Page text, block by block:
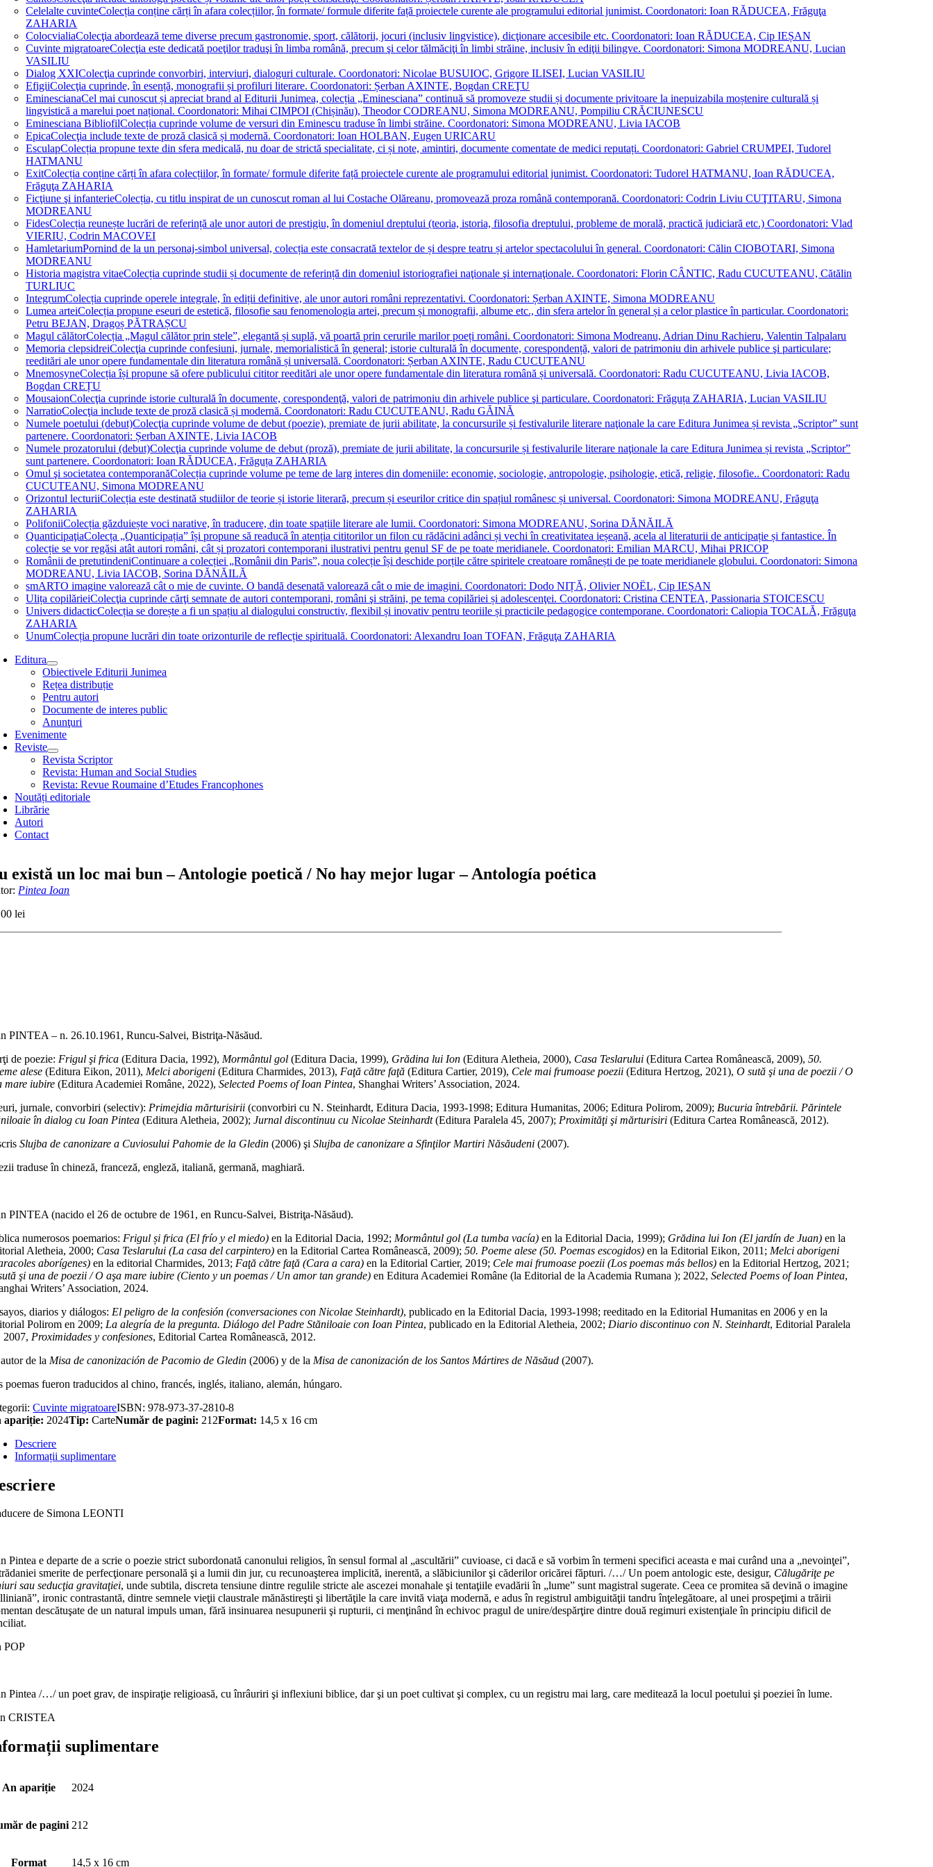
Celelalte cuvinteColecția conține cărți în afara colecțiilor, în formate/ formule diferite față proiectele curente ale programului editorial junimist. Coordonatori: Ioan RĂDUCEA, Frăguţa
ZAHARIA
ColocvialiaColecţia abordează teme diverse precum gastronomie, sport, călătorii, jocuri (inclusiv lingvistice), dicţionare accesibile etc. Coordonatori: Ioan RĂDUCEA, Cip IEȘAN
Cuvinte migratoareColecţia este dedicată poeţilor traduşi în limba română, precum şi celor tălmăciţi în limbi străine, inclusiv în ediţii bilingve. Coordonatori: Simona MODREANU, Lucian
VASILIU
Dialog XXIColecţia cuprinde convorbiri, interviuri, dialoguri culturale. Coordonatori: Nicolae BUSUIOC, Grigore ILISEI, Lucian VASILIU
EfigiiColecţia cuprinde, în esență, monografii și profiluri literare. Coordonatori: Șerban AXINTE, Bogdan CREŢU
EminescianaCel mai cunoscut și apreciat brand al Editurii Junimea, colecția „Eminesciana” continuă să promoveze studii și documente privitoare la inepuizabila moștenire culturală și
lingvistică a marelui poet național. Coordonatori: Mihai CIMPOI (Chișinău), Theodor CODREANU, Simona MODREANU, Pompiliu CRĂCIUNESCU
Eminesciana BibliofilColecția cuprinde volume de versuri din Eminescu traduse în limbi străine. Coordonatori: Simona MODREANU, Livia IACOB
EpicaColecţia include texte de proză clasică și modernă. Coordonatori: Ioan HOLBAN, Eugen URICARU
EsculapColecția propune texte din sfera medicală, nu doar de strictă specialitate, ci și note, amintiri, documente comentate de medici reputați. Coordonatori: Gabriel CRUMPEI, Tudorel
HATMANU
ExitColecția conține cărți în afara colecțiilor, în formate/ formule diferite față proiectele curente ale programului editorial junimist. Coordonatori: Tudorel HATMANU, Ioan RĂDUCEA,
Frăguţa ZAHARIA
Ficţiune şi infanterieColecția, cu titlu inspirat de un cunoscut roman al lui Costache Olăreanu, promovează proza română contemporană. Coordonatori: Codrin Liviu CUŢITARU, Simona
MODREANU
FidesColecția reunește lucrări de referință ale unor autori de prestigiu, în domeniul dreptului (teoria, istoria, filosofia dreptului, probleme de morală, practică judiciară etc.) Coordonatori: Vlad
VIERIU, Codrin MACOVEI
HamletariumPornind de la un personaj-simbol universal, colecția este consacrată textelor de și despre teatru și artelor spectacolului în general. Coordonatori: Călin CIOBOTARI, Simona
MODREANU
Historia magistra vitaeColecția cuprinde studii și documente de referință din domeniul istoriografiei naţionale şi internaţionale. Coordonatori: Florin CÂNTIC, Radu CUCUTEANU, Cătălin
TURLIUC
IntegrumColecția cuprinde operele integrale, în ediții definitive, ale unor autori români reprezentativi. Coordonatori: Șerban AXINTE, Simona MODREANU
Lumea arteiColecția propune eseuri de estetică, filosofie sau fenomenologia artei, precum și monografii, albume etc., din sfera artelor în general și a celor plastice în particular. Coordonatori:
Petru BEJAN, Dragoș PĂTRAȘCU
Magul călătorColecția „Magul călător prin stele”, elegantă și suplă, vă poartă prin cerurile marilor poeți români. Coordonatori: Simona Modreanu, Adrian Dinu Rachieru, Valentin Talpalaru
Memoria clepsidreiColecţia cuprinde confesiuni, jurnale, memorialistică în general; istorie culturală în documente, corespondență, valori de patrimoniu din arhivele publice şi particulare;
reeditări ale unor opere fundamentale din literatura română și universală. Coordonatori: Șerban AXINTE, Radu CUCUTEANU
MnemosyneColecția își propune să ofere publicului cititor reeditări ale unor opere fundamentale din literatura română și universală. Coordonatori: Radu CUCUTEANU, Livia IACOB,
Bogdan CREȚU
MousaionColecţia cuprinde istorie culturală în documente, corespondenţă, valori de patrimoniu din arhivele publice şi particulare. Coordonatori: Frăguța ZAHARIA, Lucian VASILIU
NarratioColecţia include texte de proză clasică și modernă. Coordonatori: Radu CUCUTEANU, Radu GĂINĂ
Numele poetului (debut)Colecţia cuprinde volume de debut (poezie), premiate de jurii abilitate, la concursurile și festivalurile literare naţionale la care Editura Junimea și revista „Scriptor” sunt
partenere. Coordonatori: Șerban AXINTE, Livia IACOB
Numele prozatorului (debut)Colecţia cuprinde volume de debut (proză), premiate de jurii abilitate, la concursurile și festivalurile literare naţionale la care Editura Junimea și revista „Scriptor”
sunt partenere. Coordonatori: Ioan RĂDUCEA, Frăguța ZAHARIA
Omul şi societatea contemporanăColecția cuprinde volume pe teme de larg interes din domeniile: economie, sociologie, antropologie, psihologie, etică, religie, filosofie.. Coordonatori: Radu
CUCUTEANU, Simona MODREANU
Orizontul lecturiiColecția este destinată studiilor de teorie și istorie literară, precum și eseurilor critice din spațiul românesc și universal. Coordonatori: Simona MODREANU, Frăguţa
ZAHARIA
PolifoniiColecția găzduiește voci narative, în traducere, din toate spațiile literare ale lumii. Coordonatori: Simona MODREANU, Sorina DĂNĂILĂ
QuanticipaţiaColecța „Quanticipația” își propune să readucă în atenția cititorilor un filon cu rădăcini adânci și vechi în creativitatea ieșeană, acela al literaturii de anticipație și fantastice. În
colecție se vor regăsi atât autori români, cât și prozatori contemporani ilustrativi pentru genul SF de pe toate meridianele. Coordonatori: Emilian MARCU, Mihai PRICOP
Românii de pretutindeniContinuare a colecției „Românii din Paris”, noua colecție își deschide porțile către spiritele creatoare românești de pe toate meridianele globului. Coordonatori: Simona
MODREANU, Livia IACOB, Sorina DĂNĂILĂ
smARTO imagine valorează cât o mie de cuvinte. O bandă desenată valorează cât o mie de imagini. Coordonatori: Dodo NIȚĂ, Olivier NOËL, Cip IEȘAN
Ulița copilărieiColecţia cuprinde cărţi semnate de autori contemporani, români şi străini, pe tema copilăriei și adolescenţei. Coordonatori: Cristina CENTEA, Passionaria STOICESCU
Univers didacticColecția se dorește a fi un spațiu al dialogului constructiv, flexibil și inovativ pentru teoriile și practicile pedagogice contemporane. Coordonatori: Caliopia TOCALĂ, Frăguţa
ZAHARIA
UnumColecția propune lucrări din toate orizonturile de reflecție spirituală. Coordonatori: Alexandru Ioan TOFAN, Frăguţa ZAHARIA
Editura
Obiectivele Editurii Junimea
Rețea distribuție
Pentru autori
Documente de interes public
Anunţuri
Evenimente
Reviste
Revista Scriptor
Revista: Human and Social Studies
Revista: Revue Roumaine d’Etudes Francophones
Noutăți editoriale
Librărie
Autori
Contact
există un loc mai bun – Antologie poetică / No hay mejor lugar – Antología poética
Pintea Ioan
lei
PINTEA – n. 26.10.1961, Runcu-Salvei, Bistriţa-Năsăud.
de poezie: Frigul şi frica (Editura Dacia, 1992), Mormântul gol (Editura Dacia, 1999), Grădina lui Ion (Editura Aletheia, 2000), Casa Teslarului (Editura Cartea Românească, 2009),50.
alese (Editura Eikon, 2011), Melci aborigeni(Editura Charmides, 2013), Faţă către faţă(Editura Cartier, 2019), Cele mai frumoase poezii (Editura Hertzog, 2021),O sută şi una de poezii / O
mare iubire (Editura Academiei Române, 2022),Selected Poems of Ioan Pintea, Shanghai Writers’ Association, 2024.
jurnale, convorbiri (selectiv): Primejdia mărturisirii(convorbiri cu N. Steinhardt, Editura Dacia, 1993-1998; Editura Humanitas, 2006; Editura Polirom, 2009); Bucuria întrebării. Părintele
în dialog cu Ioan Pintea (Editura Aletheia, 2002); Jurnal discontinuu cu Nicolae Steinhardt(Editura Paralela 45, 2007); Proximităţi şi mărturisiri (Editura Cartea Românească, 2012).
Slujba de canonizare a Cuviosului Pahomie de la Gledin (2006) şiSlujba de canonizare a Sfinţilor Martiri Năsăudeni (2007).
traduse în chineză, franceză, engleză, italiană, germană, maghiară.
PINTEA (nacido el 26 de octubre de 1961, en Runcu-Salvei, Bistriţa-Năsăud).
numerosos poemarios: Frigul și frica (El frío y el miedo) en la Editorial Dacia, 1992; Mormântul gol (La tumba vacía) en la Editorial Dacia, 1999); Grădina lui Ion (El jardín de Juan) en la
Aletheia, 2000; Casa Teslarului (La casa del carpintero) en la Editorial Cartea Românească, 2009);50. Poeme alese (50. Poemas escogidos)en la Editorial Eikon, 2011; Melci aborigeni
aborígenes) en la editorial Charmides, 2013; Faţă către faţă (Cara a cara)en la Editorial Cartier, 2019; Cele mai frumoase poezii (Los poemas más bellos) en la Editorial Hertzog, 2021;
şi una de poezii / O aşa mare iubire (Ciento y un poemas / Un amor tan grande) en Editura Academiei Române (la Editorial de la Academia Rumana ); 2022,Selected Poems of Ioan Pintea,
Writers’ Association, 2024.
diarios y diálogos: El peligro de la confesión (conversaciones con Nicolae Steinhardt), publicado en la Editorial Dacia, 1993-1998; reeditado en la Editorial Humanitas en 2006 y en la
Polirom en 2009; La alegría de la pregunta. Diálogo del Padre Stăniloaie con Ioan Pintea, publicado en la Editorial Aletheia, 2002; Diario discontinuo con N. Steinhardt, Editorial Paralela
2007, Proximidades y confesiones, Editorial Cartea Românească, 2012.
de la Misa de canonización de Pacomio de Gledin (2006) y de la Misa de canonización de los Santos Mártires de Năsăud (2007).
poemas fueron traducidos al chino, francés, inglés, italiano, alemán, húngaro.
Cuvinte migratoareISBN:978-973-37-2810-8
apariție: 2024Tip: CarteNumăr de pagini: 212Format: 14,5 x 16 cm
Descriere
Informații suplimentare
de Simona LEONTI
Pintea e departe de a scrie o poezie strict subordonată canonului religios, în sensul formal al „ascultării” cuvioase, ci dacă e să vorbim în termeni specifici aceasta e mai curând una a „nevoinţei”,
smerite de perfecţionare personală şi a lumii din jur, cu recunoaşterea implicită, inerentă, a slăbiciunilor şi căderilor oricărei făpturi. /…/ Un poem antologic este, desigur, Călugăriţe pe
sau seducţia gravitaţiei, unde subtila, discreta tensiune dintre regulile stricte ale ascezei monahale şi tentaţiile evadării în „lume” sunt magistral sugerate. Ceea ce promitea să devină o imagine
ironic contrastantă, dintre semnele vieţii claustrale mănăstireşti şi libertăţile la care invită viaţa modernă, e adus în registrul ambiguităţii tandru înţelegătoare, al unei prospeţimi a trăirii
descătuşate de un natural impuls uman, fără insinuarea nesupunerii şi rupturii, ci menţinând în echivoc pragul de unire/despărţire dintre două regimuri existenţiale în principiu dificil de
POP
Pintea /…/ un poet grav, de inspiraţie religioasă, cu înrâuriri şi inflexiuni biblice, dar şi un poet cultivat şi complex, cu un registru mai larg, care meditează la locul poetului şi poeziei în lume.
CRISTEA
suplimentare
An apariție 2024
de pagini 212
Format 14,5 x 16 cm